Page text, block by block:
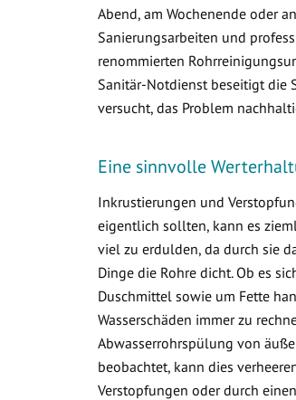
Abend, am Wochenende oder
Sanierungsarbeiten und
renommierten
Sanitär-Notdienst beseitigt die
versucht, das Problem
Eine sinnvolle
Inkrustierungen und
eigentlich sollten, kann es
viel zu erdulden, da durch sie
Dinge die Rohre dicht. Ob es
Duschmittel sowie um Fette
Wasserschäden immer zu
Abwasserrohrspülung von
beobachtet, kann dies
Verstopfungen oder durch